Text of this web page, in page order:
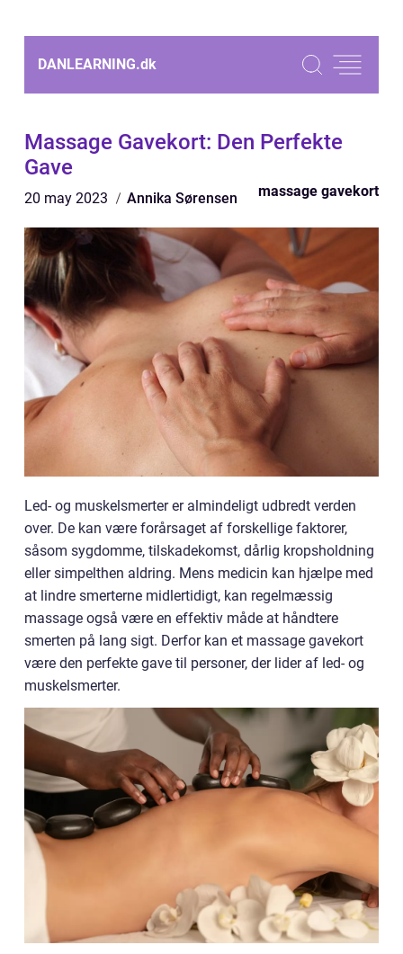
DANLEARNING.dk
Massage Gavekort: Den Perfekte
Gave
20 may 2023 Annika Sørensen massage gavekort
Led- og muskelsmerter er almindeligt udbredt verden
over. De kan være forårsaget af forskellige faktorer,
såsom sygdomme, tilskadekomst, dårlig kropsholdning
eller simpelthen aldring. Mens medicin kan hjælpe med
at lindre smerterne midlertidigt, kan regelmæssig
massage også være en effektiv måde at håndtere
smerten på lang sigt. Derfor kan et massage gavekort
være den perfekte gave til personer, der lider af led- og
muskelsmerter.